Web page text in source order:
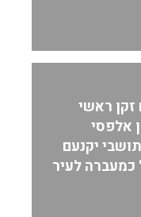
זקן ראשי
אלפסי
יקנעם
לעיר